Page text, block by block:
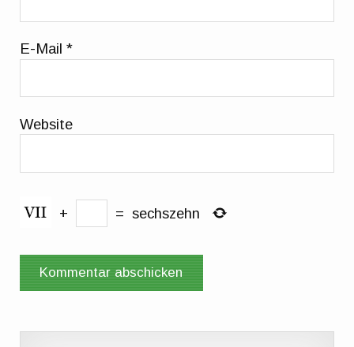
E-Mail*
Website
+ = sechszehn